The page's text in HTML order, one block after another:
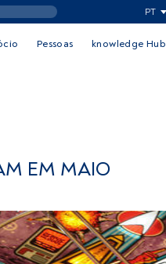
PT
Pessoas knowledge Hub
EM MAIO